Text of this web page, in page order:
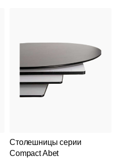
Столешницы серии
Compact Abet